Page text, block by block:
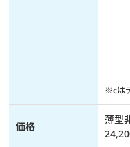
※cは
価格
薄型